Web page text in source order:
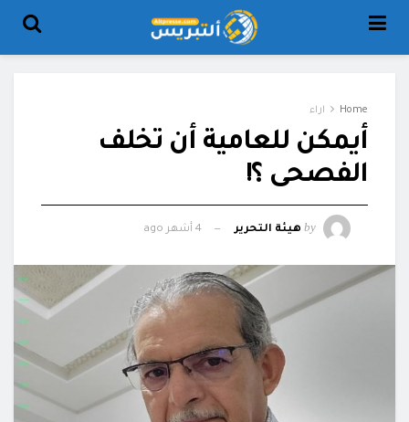
Home اراء
أيمكن للعامية أن تخلف
الفصحى ؟!
by هيئة التحرير 4 أشهر ago